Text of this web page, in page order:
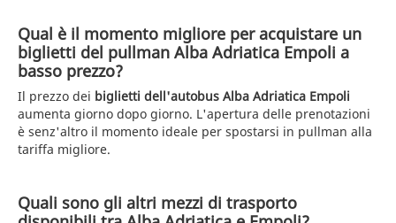
Qual è il momento migliore per acquistare un
biglietti del pullman Alba Adriatica Empoli a
basso prezzo?
Il prezzo dei biglietti dell'autobus Alba Adriatica Empoli
aumenta giorno dopo giorno. L'apertura delle prenotazioni
è senz'altro il momento ideale per spostarsi in pullman alla
tariffa migliore.
Quali sono gli altri mezzi di trasporto